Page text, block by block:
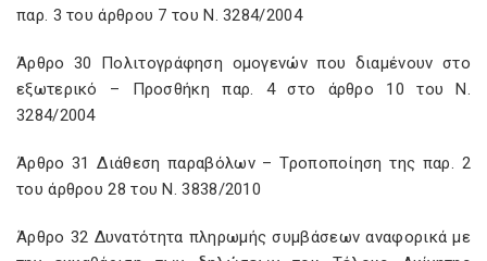
παρ. 3 του άρθρου 7 του Ν. 3284/2004
Άρθρο 30 Πολιτογράφηση ομογενών που διαμένουν στο
εξωτερικό – Προσθήκη παρ. 4 στο άρθρο 10 του Ν.
3284/2004
Άρθρο 31 Διάθεση παραβόλων – Τροποποίηση της παρ. 2
του άρθρου 28 του Ν. 3838/2010
Άρθρο 32 Δυνατότητα πληρωμής συμβάσεων αναφορικά με